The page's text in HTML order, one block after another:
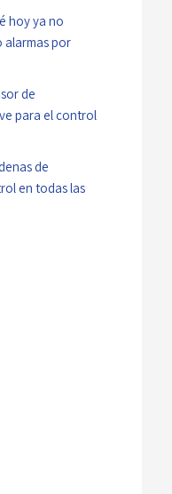
hoy ya no
alarmas por
de
para el control
de
en todas las